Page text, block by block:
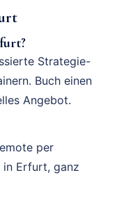
Strategie-
Buch einen
Angebot.
per
in Erfurt, ganz